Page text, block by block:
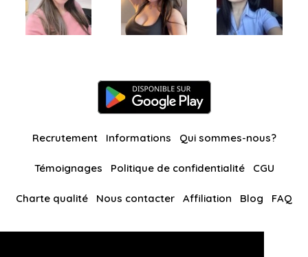
Recrutement Informations Qui sommes-nous?
Témoignages Politique de confidentialité CGU
Charte qualité Nous contacter Affiliation Blog FAQ